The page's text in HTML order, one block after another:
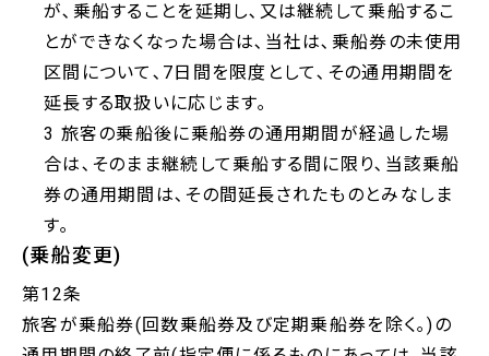
が､乗船することを延期し､又は継続して乗船するこ
とができなくなった場合は､当社は､乗船券の未使用
区間について､7日間を限度として､その通用期間を
延長する取扱いに応じます｡
3 旅客の乗船後に乗船券の通用期間が経過した場
合は､そのまま継続して乗船する間に限り､当該乗船
券の通用期間は､その間延長されたものとみなしま
す｡
(乗船変更)
第12条
旅客が乗船券(回数乗船券及び定期乗船券を除く｡)の